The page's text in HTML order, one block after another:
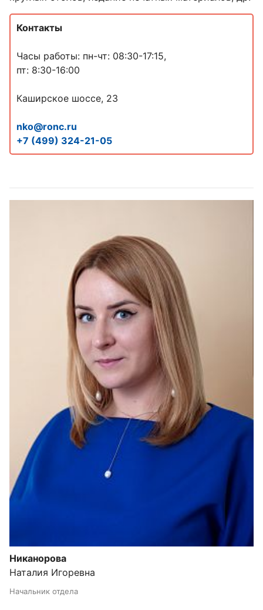
Контакты
Часы работы: пн-чт: 08:30-17:15,
пт: 8:30-16:00
Каширское шоссе, 23
nko@ronc.ru
+7 (499) 324-21-05
Никанорова
Наталия Игоревна
Начальник отдела